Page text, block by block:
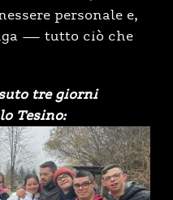
personale e,
— tutto ciò che
tre giorni
Tesino: